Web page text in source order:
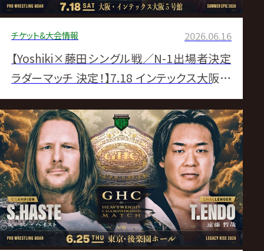
チケット&大会情報 2026.06.16
【Yoshiki×藤田シングル戦／N-1出場者決定
ラダーマッチ 決定！】7.18 インテックス大阪大
会 追加対戦カード決定のお知らせ